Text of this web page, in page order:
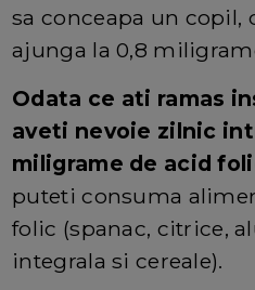
sa conceapa un copil,
ajunga la 0,8
Odata ce ati ramas
aveti nevoie zilnic
miligrame de acid
puteti consuma
folic (spanac, citrice,
integrala si cereale).